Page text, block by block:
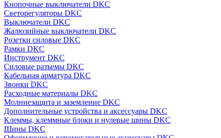
Кнопочные выключатели DKC
Светорегуляторы DKC
Выключатели DKC
Жалюзийные выключатели DKC
Розетки силовые DKC
Рамки DKC
Инструмент DKC
Силовые разъемы DKC
Кабельная арматура DKC
Звонки DKC
Расходные материалы DKC
Молниезащита и заземление DKC
Дополнительные устройства и аксессуары DKC
Клеммы, клеммные блоки и нулевые шины DKC
Шины DKC